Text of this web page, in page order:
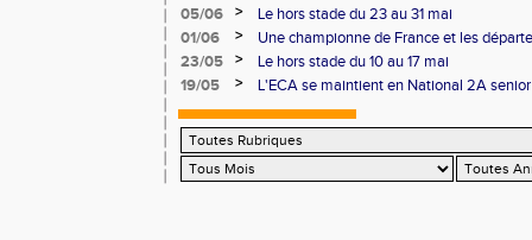
podium
05/06 >
Le hors stade du 23 au 31 mai
01/06
>
Une championne de France et les
23/05
>
Le hors stade du 10 au 17 mai
19/05
> L'ECA se maintient en National 2A